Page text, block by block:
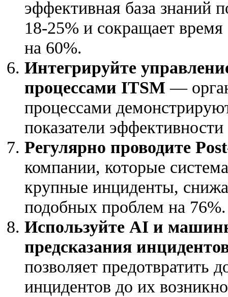
эффективная база знаний
18-25% и сокращает
на 60%.
Интегрируйте
процессами ITSM —
процессами
показатели
Регулярно проводите
компании, которые
крупные инциденты,
подобных проблем на 76%.
Используйте AI и
предсказания
позволяет предотвратить
инцидентов до их